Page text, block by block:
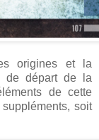
origines et la
de départ de la
de cette
soit